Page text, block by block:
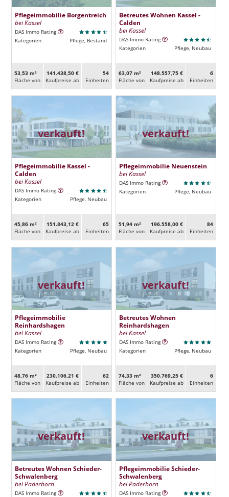
Pflegeimmobilie Borgentreich
bei Kassel
DAS Immo Rating
Kategorien
Pflege, Bestand
53,53 m²
Fläche von
141.438,50 €
Kaufpreise ab
54
Ein­heiten
Betreutes Wohnen Kassel -
Calden
bei Kassel
DAS Immo Rating
Kategorien
Pflege, Neubau
63,07 m²
Fläche von
148.557,75 €
Kaufpreise ab
6
Ein­heiten
verkauft!
Pflegeimmobilie Kassel -
Calden
bei Kassel
DAS Immo Rating
Kategorien
Pflege, Neubau
45,86 m²
Fläche von
151.843,12 €
Kaufpreise ab
65
Ein­heiten
verkauft!
Pflegeimmobilie Neuenstein
bei Kassel
DAS Immo Rating
Kategorien
Pflege, Neubau
51,94 m²
Fläche von
196.558,00 €
Kaufpreise ab
84
Ein­heiten
verkauft!
Pflegeimmobilie
Reinhardshagen
bei Kassel
DAS Immo Rating
Kategorien
Pflege, Neubau
48,76 m²
Fläche von
230.106,21 €
Kaufpreise ab
62
Ein­heiten
verkauft!
Betreutes Wohnen
Reinhardshagen
bei Kassel
DAS Immo Rating
Kategorien
Pflege, Neubau
74,33 m²
Fläche von
350.769,25 €
Kaufpreise ab
6
Ein­heiten
verkauft!
Betreutes Wohnen Schieder-
Schwalenberg
bei Paderborn
DAS Immo Rating
verkauft!
Pflegeimmobilie Schieder-
Schwalenberg
bei Paderborn
DAS Immo Rating